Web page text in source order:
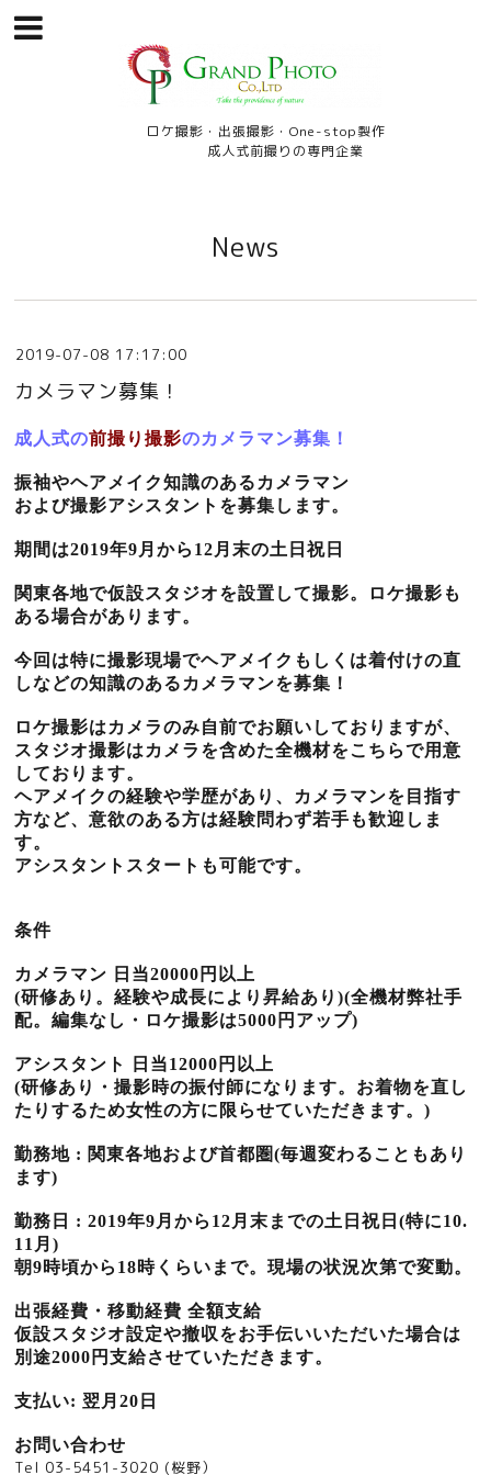
ロケ撮影・出張撮影・One-stop製作
成人式前撮りの専門企業
News
2019-07-08 17:17:00
カメラマン募集！
成人式の前撮り撮影のカメラマン募集！
振袖やヘアメイク知識のあるカメラマン
および撮影アシスタントを募集します。
期間は2019年9月から12月末の土日祝日
関東各地で仮設スタジオを設置して撮影。ロケ撮影も
ある場合があります。
今回は特に撮影現場でヘアメイクもしくは着付けの直
しなどの知識のあるカメラマンを募集！
ロケ撮影はカメラのみ自前でお願いしておりますが、
スタジオ撮影はカメラを含めた全機材をこちらで用意
しております。
ヘアメイクの経験や学歴があり、カメラマンを目指す
方など、意欲のある方は経験問わず若手も歓迎しま
す。
アシスタントスタートも可能です。
条件
カメラマン 日当20000円以上
(研修あり。経験や成長により昇給あり)(全機材弊社手
配。編集なし・ロケ撮影は5000円アップ)
アシスタント 日当12000円以上
(研修あり・撮影時の振付師になります。お着物を直し
たりするため女性の方に限らせていただきます。)
勤務地 : 関東各地および首都圏(毎週変わることもあり
ます)
勤務日 : 2019年9月から12月末までの土日祝日(特に10.
11月)
朝9時頃から18時くらいまで。現場の状況次第で変動。
出張経費・移動経費 全額支給
仮設スタジオ設定や撤収をお手伝いいただいた場合は
別途2000円支給させていただきます。
支払い: 翌月20日
お問い合わせ
Tel 03-5451-3020 (桜野）